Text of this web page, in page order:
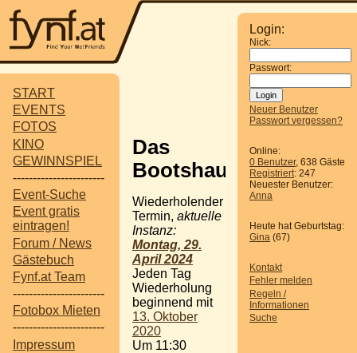
START
EVENTS
FOTOS
KINO
GEWINNSPIEL
-----------------------
Event-Suche
Event gratis
eintragen!
Forum / News
Gästebuch
Fynf.at Team
-----------------------
Fotobox Mieten
-----------------------
Impressum
Login:
Nick:
Passwort:
Neuer Benutzer
Passwort vergessen?
Online:
0 Benutzer, 638 Gäste
Registriert: 247
Neuester Benutzer:
Anna
Heute hat Geburtstag:
Gina (67)
Kontakt
Fehler melden
Regeln /
Informationen
Suche
Das
Bootshaus
Wiederholender
Termin, aktuelle
Instanz:
Montag, 29.
April 2024
Jeden Tag
Wiederholung
beginnend mit
13. Oktober
2020
Um 11:30